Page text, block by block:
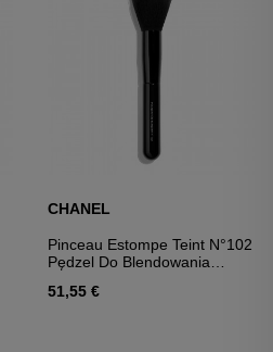
CHANEL
Pinceau Estompe Teint N°102
Pędzel Do Blendowania
51,55 €